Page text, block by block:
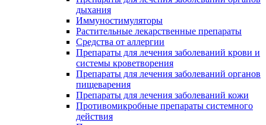
дыхания
Иммуностимуляторы
Растительные лекарственные препараты
Средства от аллергии
Препараты для лечения заболеваний крови и
системы кроветворения
Препараты для лечения заболеваний органов
пищеварения
Препараты для лечения заболеваний кожи
Противомикробные препараты системного
действия